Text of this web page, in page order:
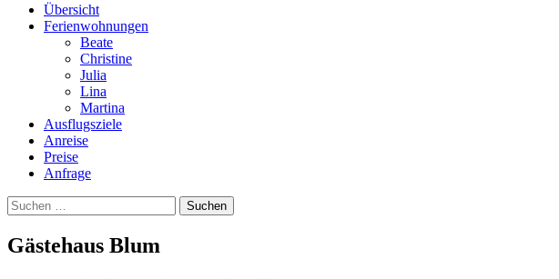
Zum
Inhalt
Übersicht
Ferienwohnungen
Beate
Christine
Julia
Lina
Martina
Ausflugsziele
Anreise
Preise
Anfrage
Suchen
nach:
Gästehaus Blum